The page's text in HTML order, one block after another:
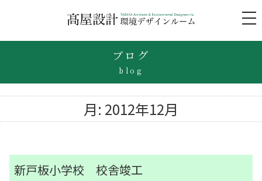
ブログ
blog
月: 2012年12月
新戸板小学校 校舎竣工